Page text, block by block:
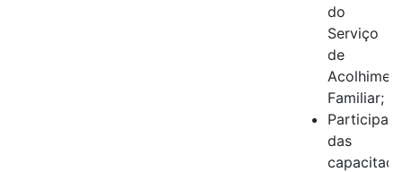
do
Serviço
de
Familiar;
Participar
das